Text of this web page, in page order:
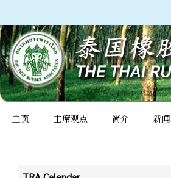
主页 主席观点 简介 新闻